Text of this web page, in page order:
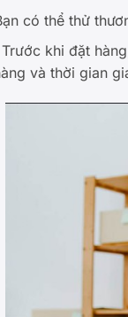
có thể thử
khi đặt
và thời gian